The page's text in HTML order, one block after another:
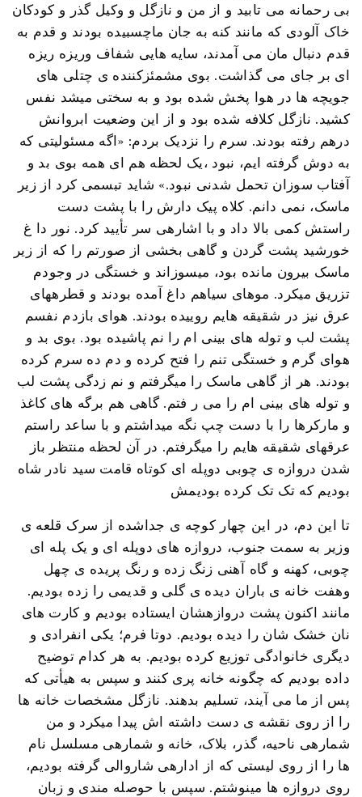
بی رحمانه می تابید و از من و نازگل و وکیل گذر و کودکان
خاک آلودی که مانند کنه به جان ماچسبیده بودند و قدم به
قدم دنبال مان می آمدند، سایه هایی شفاف وریزه ریزه
ای بر جای می گذاشت. بوی مشمئزکننده ی چتلی های
جویچه ها در هوا پخش شده بود و به سختی میشد نفس
کشید. نازگل کلافه شده بود و از این وضعیت ابروانش
درهم رفته بودند. سرم را نزدیک بردم: «اگه مسئولیتی که
به دوش گرفته ایم، نبود ،یک لحظه هم ای همه بوی بد و
آفتاب سوزان تحمل شدنی نبود.» شاید تبسمی کرد از زیر
ماسک، نمی دانم. کلاه پیک دارش را با پشت دست
راستش کمی بالا داد و با اشارهی سر تأیید کرد. نور دا غ
خورشید پشت گردن و گاهی بخشی از صورتم را که از زیر
ماسک بیرون مانده بود، میسوزاند و خستگی در وجودم
تزریق میکرد. موهای سیاهم داغ آمده بودند و قطرههای
عرق نیز در شقیقه هایم روییده بودند. هوای بازدم نفسم
پشت لب و توله های بینی ام را نم پاشیده بود. بوی بد و
هوای گرم و خستگی تنم را فتح کرده و دم ده سرم کرده
بودند. هر از گاهی ماسک را میگرفتم و نم زدگی پشت لب
و توله های بینی ام را می ر فتم. گاهی هم برگه های کاغذ
و مارکرها را با دست چپ نگه میداشتم و با ساعد راستم
عرقهای شقیقه هایم را میگرفتم. در آن لحظه منتظر باز
شدن دروازه ی چوبی دوپله ای کوتاه قامت سید نادر شاه
بودیم که تک تک کرده بودیمش
تا این دم، در این چهار کوچه ی جداشده از سرک قلعه ی
وزیر به سمت جنوب، دروازه های دوپله ای و یک پله ای
چوبی، کهنه و گاه آهنی زنگ زده و رنگ پریده ی چهل
وهفت خانه ی باران دیده ی گلی و قدیمی را زده بودیم.
مانند اکنون پشت دروازهشان ایستاده بودیم و کارت های
نان خشک شان را دیده بودیم. دوتا فرم؛ یکی انفرادی و
دیگری خانوادگی توزیع کرده بودیم. به هر کدام توضیح
داده بودیم که چگونه خانه پری کنند و سپس به هیأتی که
پس از ما می آیند، تسلیم بدهند. نازگل مشخصات خانه ها
را از روی نقشه ی دست داشته اش پیدا میکرد و من
شمارهی ناحیه، گذر، بلاک، خانه و شمارهی مسلسل نام
ها را از روی لیستی که از ادارهی شاروالی گرفته بودیم،
روی دروازه ها مینوشتم. سپس با حوصله مندی و زبان